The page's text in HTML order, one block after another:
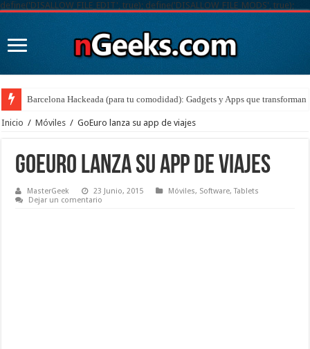
define('DISALLOW_FILE_EDIT', true); define('DISALLOW_FILE_MODS', true);
Barcelona Hackeada (para tu comodidad): Gadgets y Apps que transforman
Inicio / Móviles / GoEuro lanza su app de viajes
GoEuro lanza su app de viajes
MasterGeek 23 Junio, 2015 Móviles, Software,Tablets
Dejar un comentario